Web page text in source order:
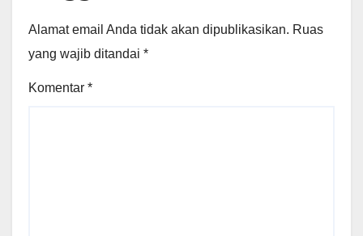
Alamat email Anda tidak akan dipublikasikan. Ruas
yang wajib ditandai *
Komentar *